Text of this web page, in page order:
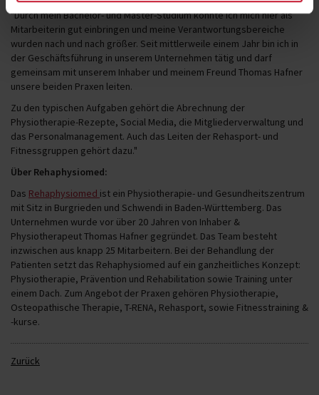
"Durch mein Bachelor- und Master-Studium konnte ich mich hier als
Mitarbeiterin gut einbringen und meine Verantwortungsbereiche
wurden nach und nach größer. Seit mittlerweile einem Jahr bin ich in
der Geschäftsführung in unserem Unternehmen tätig und darf
gemeinsam mit unserem Inhaber und meinem Freund Thomas Hafner
unsere beiden Praxen leiten.
Zu den typischen Aufgaben gehört die Abrechnung der
Physiotherapie-Rezepte, Social Media, die Mitgliederverwaltung und
das Personalmanagement. Auch das Leiten der Rehasport- und
Fitnessgruppen gehört dazu."
Über Rehaphysiomed:
Das Rehaphysiomed ist ein Physiotherapie- und Gesundheitszentrum
mit Sitz in Burgrieden und Schwendi in Baden-Württemberg. Das
Unternehmen wurde vor über 20 Jahren von Inhaber &
Physiotherapeut Thomas Hafner gegründet. Das Team besteht
inzwischen aus knapp 25 Mitarbeitern. Bei der Behandlung der
Patienten setzt das Rehaphysiomed auf ein ganzheitliches Konzept:
Physiotherapie, Prävention und Rehabilitation sowie Training unter
einem Dach. Zum Angebot der Praxen gehören Physiotherapie,
Osteopathische Therapie, T-RENA, Rehasport, sowie Fitnesstraining &
-kurse.
Zurück